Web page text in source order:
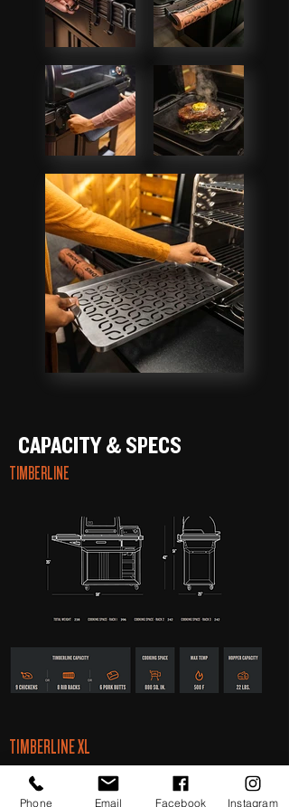
CAPACITY & SPECS
TIMBERLINE
TIMBERLINE XL
Phone Email Facebook Instagram